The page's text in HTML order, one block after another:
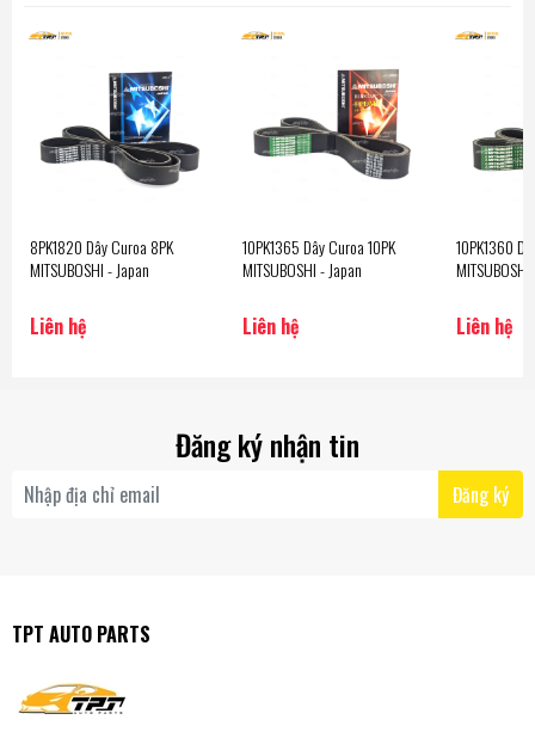
8PK1820 Dây Curoa 8PK
MITSUBOSHI - Japan
Liên hệ
10PK1365 Dây Curoa 10PK
MITSUBOSHI - Japan
Liên hệ
10PK1360
Liên hệ
Đăng ký nhận tin
Đăng ký
TPT AUTO PARTS